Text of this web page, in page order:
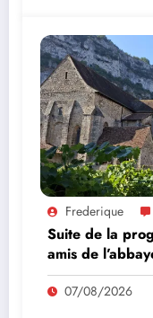
Frederique
Suite de la
amis de
07/08/2026